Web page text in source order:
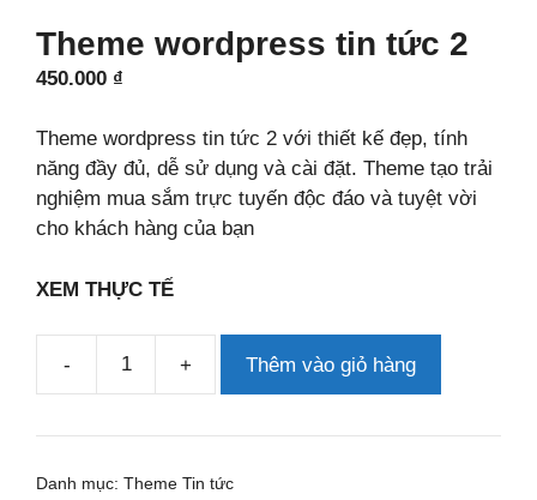
Theme wordpress tin tức 2
450.000 ₫
Theme wordpress tin tức 2 với thiết kế đẹp, tính
năng đầy đủ, dễ sử dụng và cài đặt. Theme tạo trải
nghiệm mua sắm trực tuyến độc đáo và tuyệt vời
cho khách hàng của bạn
XEM THỰC TẾ
-
Theme
tin
+ Thêm vào giỏ hàng
Danh mục: Theme Tin tức